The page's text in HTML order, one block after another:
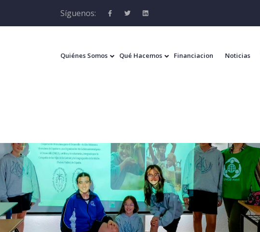
Síguenos:
Quiénes Somos Qué Hacemos Financiacion Noticias